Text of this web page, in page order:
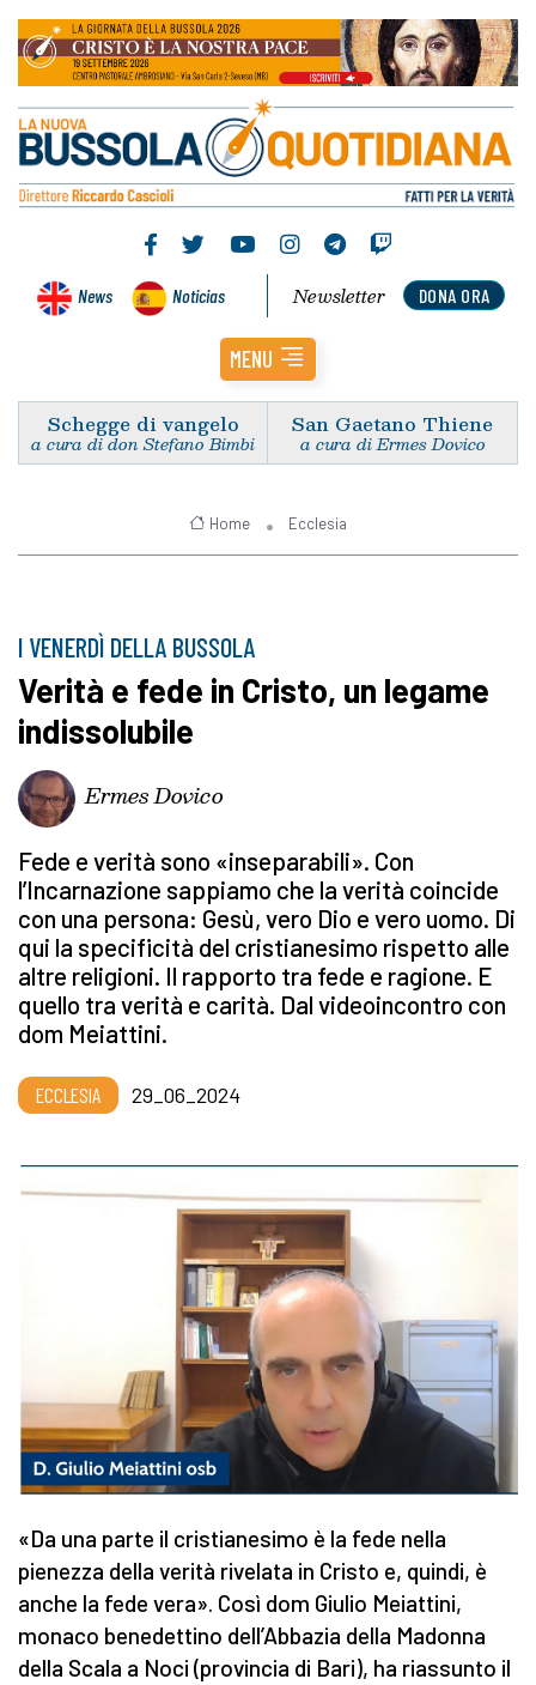
News Noticias DONA ORA
Newsletter
MENU
Schegge di vangelo
a cura di don Stefano Bimbi
San Gaetano Thiene
a cura di Ermes Dovico
Home Ecclesia
I VENERDÌ DELLA BUSSOLA
Verità e fede in Cristo, un legame
indissolubile
Ermes Dovico
Fede e verità sono «inseparabili». Con
l’Incarnazione sappiamo che la verità coincide
con una persona: Gesù, vero Dio e vero uomo. Di
qui la specificità del cristianesimo rispetto alle
altre religioni. Il rapporto tra fede e ragione. E
quello tra verità e carità. Dal videoincontro con
dom Meiattini.
ECCLESIA 29_06_2024
«Da una parte il cristianesimo è la fede nella
pienezza della verità rivelata in Cristo e, quindi, è
anche la fede vera». Così dom Giulio Meiattini,
monaco benedettino dell’Abbazia della Madonna
della Scala a Noci (provincia di Bari), ha riassunto il